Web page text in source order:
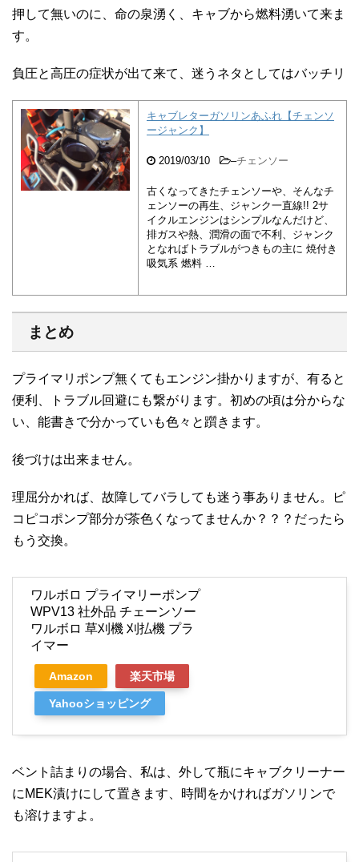
押して無いのに、命の泉湧く、キャブから燃料湧いて来ま
す。
負圧と高圧の症状が出て来て、迷うネタとしてはバッチリ
キャブレターガソリンあふれ【チェンソ
ージャンク】
2019/03/10 –チェンソー
古くなってきたチェンソーや、そんなチ
ェンソーの再生、ジャンク一直線!! 2サ
イクルエンジンはシンプルなんだけど、
排ガスや熱、潤滑の面で不利、ジャンク
となればトラブルがつきもの主に 焼付き
吸気系 燃料 …
まとめ
プライマリポンプ無くてもエンジン掛かりますが、有ると
便利、トラブル回避にも繋がります。初めの頃は分からな
い、能書きで分かっていも色々と躓きます。
後づけは出来ません。
理屈分かれば、故障してバラしても迷う事ありません。ピ
コピコポンプ部分が茶色くなってませんか？？？だったら
もう交換。
ワルボロ プライマリーポンプ
WPV13 社外品 チェーンソー
ワルボロ 草刈機 刈払機 プラ
イマー
Amazon 楽天市場
Yahooショッピング
ベント詰まりの場合、私は、外して瓶にキャブクリーナー
にMEK漬けにして置きます、時間をかければガソリンで
も溶けますよ。